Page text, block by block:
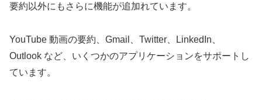
要約以外にもさらに機能が追加れています。
YouTube 動画の要約、Gmail、Twitter、LinkedIn、
Outlook など、いくつかのアプリケーションをサポートし
ています。